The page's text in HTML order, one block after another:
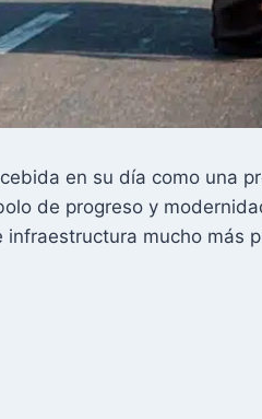
en su día como una
de progreso y
mucho más